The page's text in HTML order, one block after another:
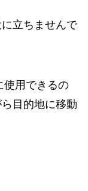
立ちませんで
使用できるの
目的地に移動